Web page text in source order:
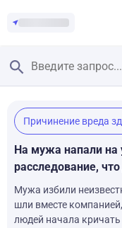
Главная
/
Смотреть заданные
/
Задать вопрос
Причинение вреда
На мужа напали на
расследование,
Мужа избили
шли вместе
людей начала кричать